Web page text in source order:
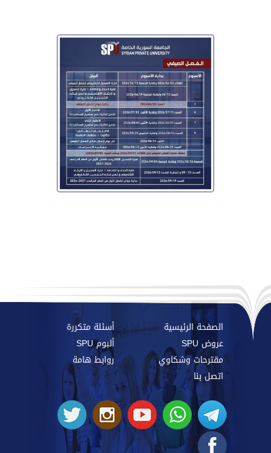
الصفحة الرئيسية
أسئلة متكررة
عروض SPU
ألبوم SPU
مقترحات وشكاوي
روابط هامة
اتصل بنا